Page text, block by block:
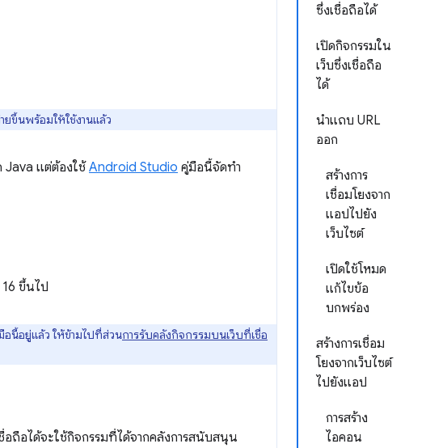
ซึ่งเชื่อถือได้
เปิดกิจกรรมใน
เว็บซึ่งเชื่อถือ
ได้
นำแถบ URL
ออก
สร้างการ
เชื่อมโยงจาก
แอปไปยัง
เว็บไซต์
เปิดใช้โหมด
แก้ไขข้อ
บกพร่อง
สร้างการเชื่อม
โยงจากเว็บไซต์
ไปยังแอป
การสร้าง
ไอคอน
ายขึ้นพร้อมให้ใช้งานแล้ว
Java แต่ต้องใช้ Android Studio คู่มือนี้จัดทำ
ขึ้นไป
อนี้อยู่แล้ว ให้ข้ามไปที่ส่วนการรับคลังกิจกรรมบนเว็บที่เชื่อ
ถือได้จะใช้กิจกรรมที่ได้จากคลังการสนับสนุน